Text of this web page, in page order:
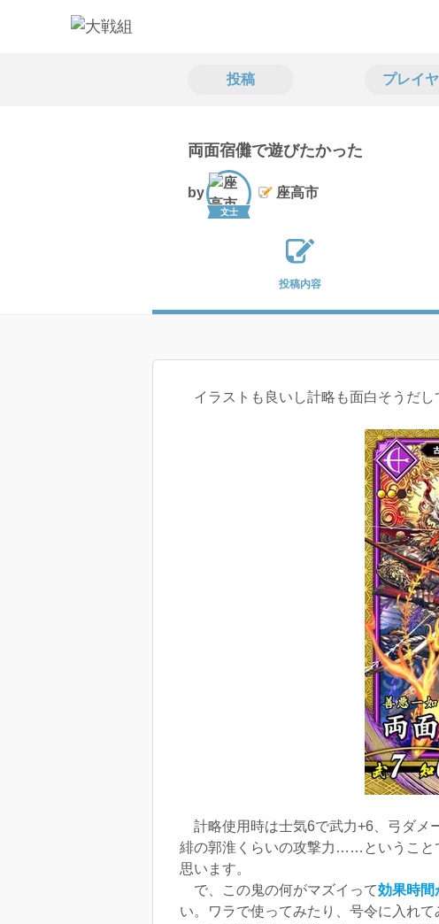
投稿 プレイ
両面宿儺で遊びたかった
by
文士
座高市
投稿内容
イラストも良いし計略も面白そうだし
計略使用時は士気6で武力+6、弓ダメ
緋の郭淮くらいの攻撃力……ということ
思います。
で、この鬼の何がマズイって効果時間
い。ワラで使ってみたり、号令に入れて